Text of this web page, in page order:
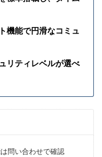
機能で円滑なコミュ
リティレベルが選べ
問い合わせで確認